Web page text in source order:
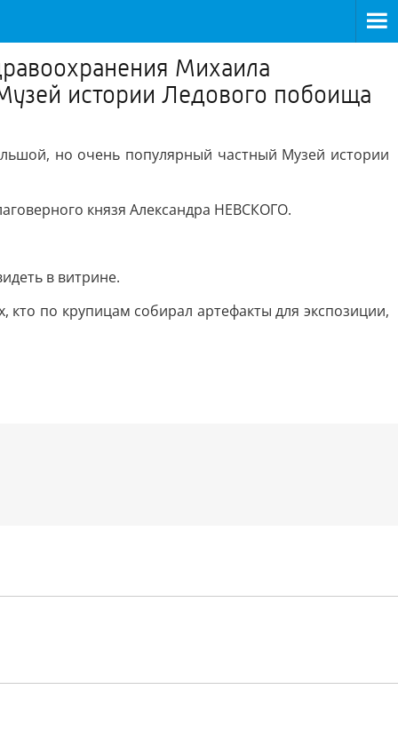
Михаила
истории Ледового побоища
но очень популярный частный Музей истории
князя Александра НЕВСКОГО.
в витрине.
по крупицам собирал артефакты для экспозиции,